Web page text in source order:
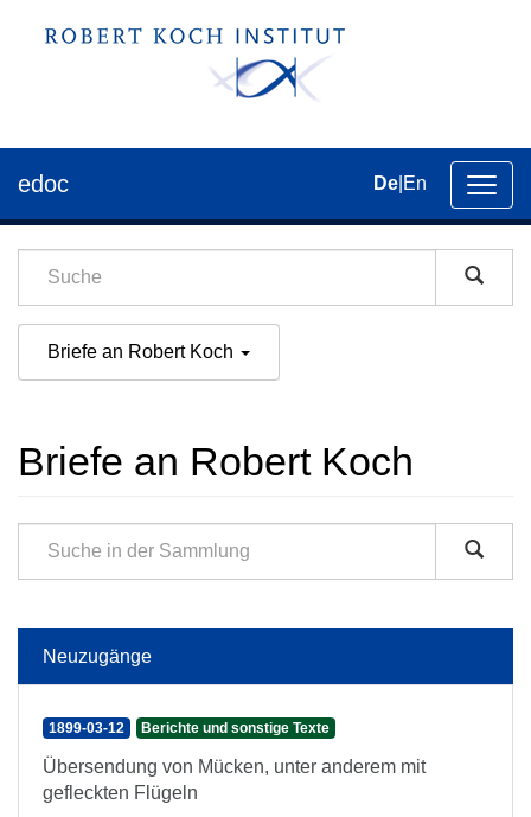
der
edoc De En
Briefe an Robert Koch
Briefe an Robert Koch
Neuzugänge
1899-03-12 Berichte und sonstige Texte
Übersendung von Mücken, unter anderem mit
gefleckten Flügeln